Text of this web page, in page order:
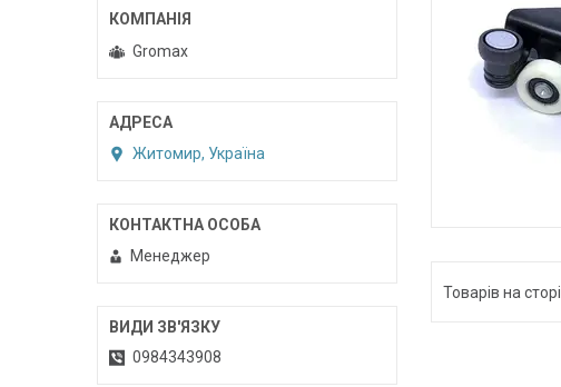
Gromax
Житомир, Україна
Менеджер
0984343908